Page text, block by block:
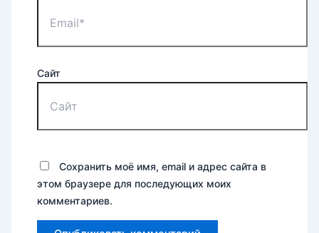
Сайт
Сохранить моё имя, email и адрес сайта в
этом браузере для последующих моих
комментариев.